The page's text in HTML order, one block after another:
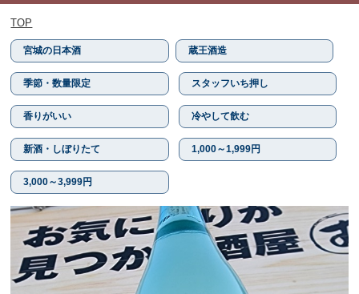
TOP
宮城の日本酒 蔵王酒造
季節・数量限定 スタッフいち押し
香りがいい 冷やして飲む
新酒・しぼりたて 1,000～1,999円
3,000～3,999円